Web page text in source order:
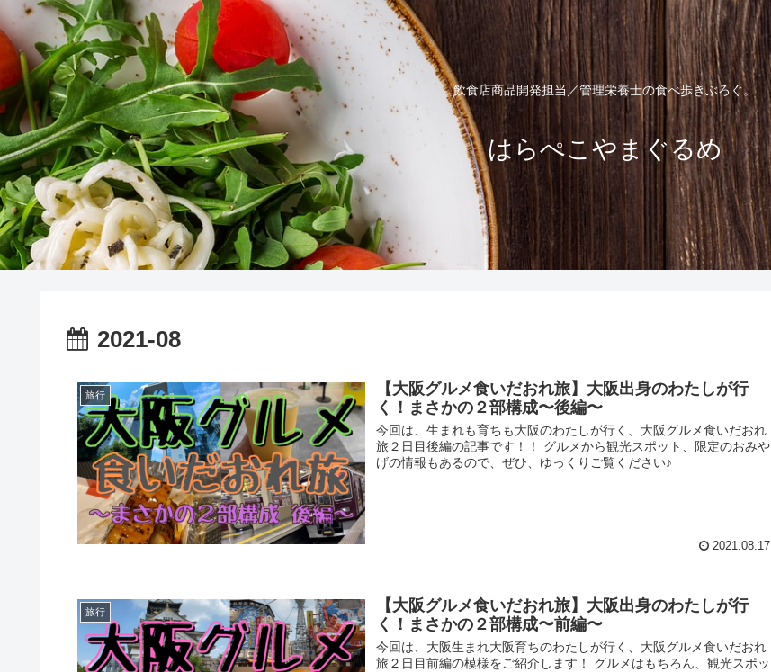
飲食店商品開発担当／管理栄養士の食べ歩きぶろぐ。
はらぺこやまぐるめ
2021-08
旅行
【大阪グルメ食いだおれ旅】大阪出身のわたしが行
く！まさかの２部構成〜後編〜
今回は、生まれも育ちも大阪のわたしが行く、大阪グルメ食いだおれ
旅２日目後編の記事です！！ グルメから観光スポット、限定のおみや
げの情報もあるので、ぜひ、ゆっくりご覧ください♪
2021.08.17
旅行
【大阪グルメ食いだおれ旅】大阪出身のわたしが行
く！まさかの２部構成〜前編〜
今回は、大阪生まれ大阪育ちのわたしが行く、大阪グルメ食いだおれ
旅２日目前編の模様をご紹介します！ グルメはもちろん、観光スポッ